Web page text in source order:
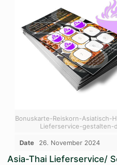
Bonuskarte-Reiskorn-Asiatisch-
Lieferservice-gestalten-
Date 26. November 2024
Asia-Thai Lieferservice/